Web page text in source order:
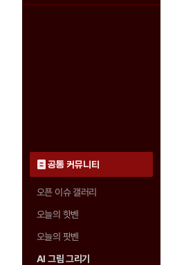
공통 커뮤니티
오픈 이슈 갤러리
오늘의 핫벤
오늘의 팟벤
AI 그림 그리기